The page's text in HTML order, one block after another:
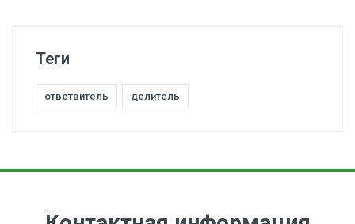
Теги
ответвитель делитель
важная информация
Тип разъема
F-разъем с пином